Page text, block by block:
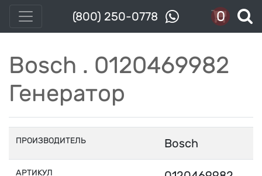
(800) 250-0778 0
Bosch . 0120469982
Генератор
ПРОИЗВОДИТЕЛЬ Bosch
АРТИКУЛ